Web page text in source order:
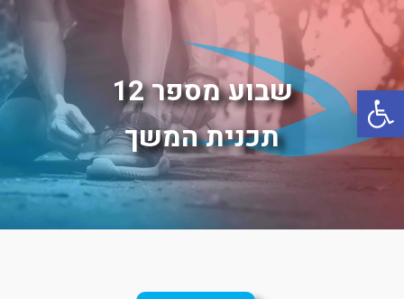
פתח סרגל נגישות
שבוע מספר 12
תכנית המשך